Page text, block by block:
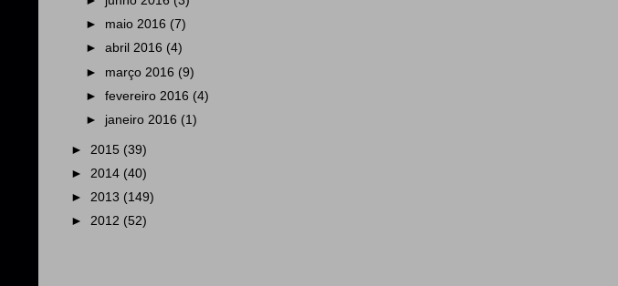
► maio 2016 (7)
►abril 2016 (4)
► março 2016 (9)
►fevereiro 2016 (4)
► janeiro 2016 (1)
► 2015 (39)
► 2014 (40)
► 2013 (149)
► 2012 (52)